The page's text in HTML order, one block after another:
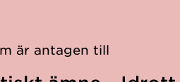
är antagen till